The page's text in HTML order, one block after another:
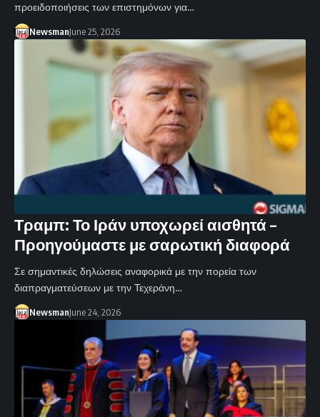
προειδοποιήσεις των επιστημόνων για…
NewsmanJune 25, 2026
Τραμπ: Το Ιράν υποχωρεί αισθητά –
Προηγούμαστε με σαρωτική διαφορά
Σε σημαντικές δηλώσεις αναφορικά με την πορεία των
διαπραγματεύσεων με την Τεχεράνη…
NewsmanJune 24, 2026